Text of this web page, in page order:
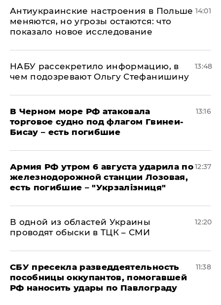
Антиукраинские настроения в Польше
меняются, но угрозы остаются: что
показало новое исследование
14:01
НАБУ рассекретило информацию, в
чем подозревают Ольгу Стефанишину
13:48
В Черном море РФ атаковала
торговое судно под флагом Гвинеи-
Бисау – есть погибшие
13:16
Армия РФ утром 6 августа ударила по
железнодорожной станции Лозовая,
есть погибшие – "Укрзалізниця"
12:37
В одной из областей Украины
проводят обыски в ТЦК – СМИ
12:20
СБУ пресекла разведдеятельность
пособницы оккупантов, помогавшей
РФ наносить удары по Павлограду
11:38